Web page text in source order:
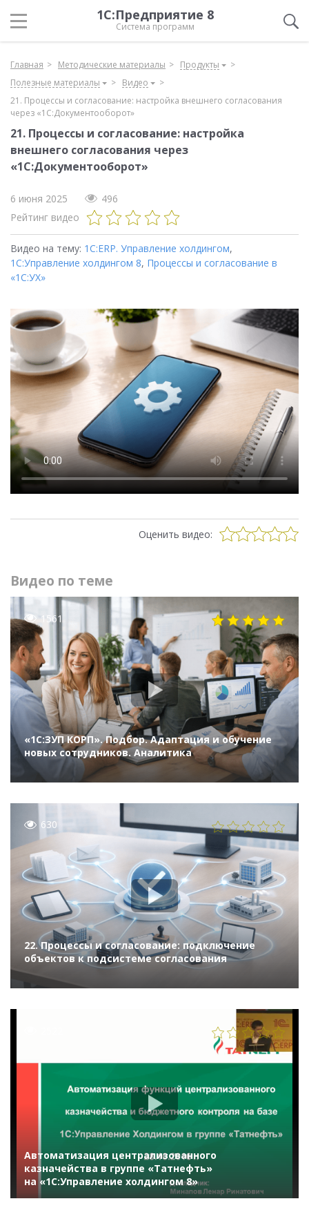
1С:Предприятие 8
Система программ
Главная Методические материалы
Продукты
Полезные материалы
Видео
21. Процессы и согласование: настройка внешнего согласования
через «1С:Документооборот»
21. Процессы и согласование: настройка
внешнего согласования через
«1С:Документооборот»
6 июня 2025
496
Рейтинг видео
Видео на тему: 1С:ERP. Управление холдингом,
1С:Управление холдингом 8, Процессы и согласование в
«1С:УХ»
Оценить видео:
Видео по теме
1561
«1С:ЗУП КОРП». Подбор. Адаптация и обучение
новых сотрудников. Аналитика
630
22. Процессы и согласование: подключение
объектов к подсистеме согласования
Автоматизация централизованного
казначейства в группе «Татнефть»
на «1С:Управление холдингом 8»